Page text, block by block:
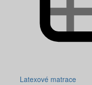
Latexové matrace